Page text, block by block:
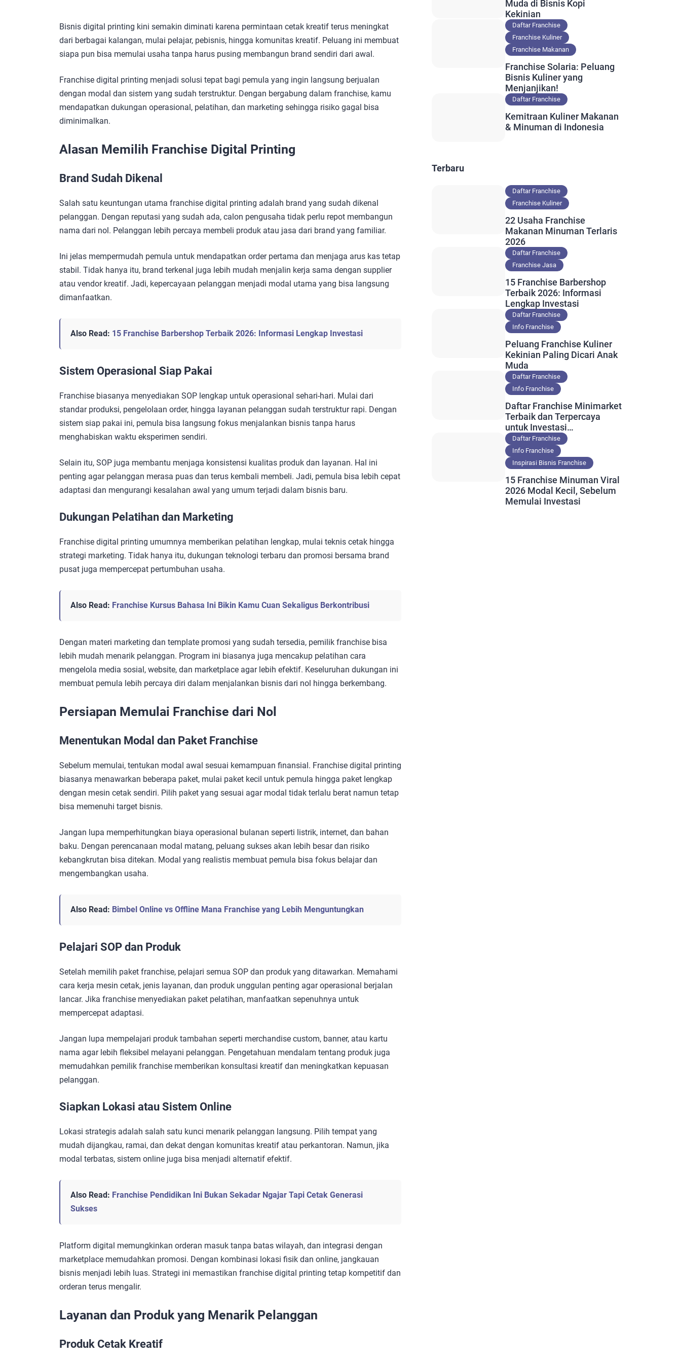
Bisnis digital printing kini semakin diminati karena permintaan cetak kreatif terus meningkat
dari berbagai kalangan, mulai pelajar, pebisnis, hingga komunitas kreatif. Peluang ini membuat
siapa pun bisa memulai usaha tanpa harus pusing membangun brand sendiri dari awal.
Franchise digital printing menjadi solusi tepat bagi pemula yang ingin langsung berjualan
dengan modal dan sistem yang sudah terstruktur. Dengan bergabung dalam franchise, kamu
mendapatkan dukungan operasional, pelatihan, dan marketing sehingga risiko gagal bisa
diminimalkan.
Alasan Memilih Franchise Digital Printing
Brand Sudah Dikenal
Salah satu keuntungan utama franchise digital printing adalah brand yang sudah dikenal
pelanggan. Dengan reputasi yang sudah ada, calon pengusaha tidak perlu repot membangun
nama dari nol. Pelanggan lebih percaya membeli produk atau jasa dari brand yang familiar.
Ini jelas mempermudah pemula untuk mendapatkan order pertama dan menjaga arus kas tetap
stabil. Tidak hanya itu, brand terkenal juga lebih mudah menjalin kerja sama dengan supplier
atau vendor kreatif. Jadi, kepercayaan pelanggan menjadi modal utama yang bisa langsung
dimanfaatkan.
Also Read: 15 Franchise Barbershop Terbaik 2026: Informasi Lengkap Investasi
Sistem Operasional Siap Pakai
Franchise biasanya menyediakan SOP lengkap untuk operasional sehari-hari. Mulai dari
standar produksi, pengelolaan order, hingga layanan pelanggan sudah terstruktur rapi. Dengan
sistem siap pakai ini, pemula bisa langsung fokus menjalankan bisnis tanpa harus
menghabiskan waktu eksperimen sendiri.
Selain itu, SOP juga membantu menjaga konsistensi kualitas produk dan layanan. Hal ini
penting agar pelanggan merasa puas dan terus kembali membeli. Jadi, pemula bisa lebih cepat
adaptasi dan mengurangi kesalahan awal yang umum terjadi dalam bisnis baru.
Dukungan Pelatihan dan Marketing
Franchise digital printing umumnya memberikan pelatihan lengkap, mulai teknis cetak hingga
strategi marketing. Tidak hanya itu, dukungan teknologi terbaru dan promosi bersama brand
pusat juga mempercepat pertumbuhan usaha.
Also Read: Franchise Kursus Bahasa Ini Bikin Kamu Cuan Sekaligus Berkontribusi
Dengan materi marketing dan template promosi yang sudah tersedia, pemilik franchise bisa
lebih mudah menarik pelanggan. Program ini biasanya juga mencakup pelatihan cara
mengelola media sosial, website, dan marketplace agar lebih efektif. Keseluruhan dukungan ini
membuat pemula lebih percaya diri dalam menjalankan bisnis dari nol hingga berkembang.
Persiapan Memulai Franchise dari Nol
Menentukan Modal dan Paket Franchise
Sebelum memulai, tentukan modal awal sesuai kemampuan finansial. Franchise digital printing
biasanya menawarkan beberapa paket, mulai paket kecil untuk pemula hingga paket lengkap
dengan mesin cetak sendiri. Pilih paket yang sesuai agar modal tidak terlalu berat namun tetap
bisa memenuhi target bisnis.
Jangan lupa memperhitungkan biaya operasional bulanan seperti listrik, internet, dan bahan
baku. Dengan perencanaan modal matang, peluang sukses akan lebih besar dan risiko
kebangkrutan bisa ditekan. Modal yang realistis membuat pemula bisa fokus belajar dan
mengembangkan usaha.
Also Read: Bimbel Online vs Offline Mana Franchise yang Lebih Menguntungkan
Pelajari SOP dan Produk
Setelah memilih paket franchise, pelajari semua SOP dan produk yang ditawarkan. Memahami
cara kerja mesin cetak, jenis layanan, dan produk unggulan penting agar operasional berjalan
lancar. Jika franchise menyediakan paket pelatihan, manfaatkan sepenuhnya untuk
mempercepat adaptasi.
Jangan lupa mempelajari produk tambahan seperti merchandise custom, banner, atau kartu
nama agar lebih fleksibel melayani pelanggan. Pengetahuan mendalam tentang produk juga
memudahkan pemilik franchise memberikan konsultasi kreatif dan meningkatkan kepuasan
pelanggan.
Siapkan Lokasi atau Sistem Online
Lokasi strategis adalah salah satu kunci menarik pelanggan langsung. Pilih tempat yang
mudah dijangkau, ramai, dan dekat dengan komunitas kreatif atau perkantoran. Namun, jika
modal terbatas, sistem online juga bisa menjadi alternatif efektif.
Also Read: Franchise Pendidikan Ini Bukan Sekadar Ngajar Tapi Cetak Generasi
Sukses
Platform digital memungkinkan orderan masuk tanpa batas wilayah, dan integrasi dengan
marketplace memudahkan promosi. Dengan kombinasi lokasi fisik dan online, jangkauan
bisnis menjadi lebih luas. Strategi ini memastikan franchise digital printing tetap kompetitif dan
orderan terus mengalir.
Layanan dan Produk yang Menarik Pelanggan
Produk Cetak Kreatif
Muda di Bisnis Kopi
Kekinian
Daftar Franchise
Franchise Kuliner
Franchise Makanan
Franchise Solaria: Peluang
Bisnis Kuliner yang
Menjanjikan!
Daftar Franchise
Kemitraan Kuliner Makanan
& Minuman di Indonesia
Terbaru
Daftar Franchise
Franchise Kuliner
22 Usaha Franchise
Makanan Minuman Terlaris
2026
Daftar Franchise
Franchise Jasa
15 Franchise Barbershop
Terbaik 2026: Informasi
Lengkap Investasi
Daftar Franchise
Info Franchise
Peluang Franchise Kuliner
Kekinian Paling Dicari Anak
Muda
Daftar Franchise
Info Franchise
Daftar Franchise Minimarket
Terbaik dan Terpercaya
untuk Investasi
Menguntungkan
Daftar Franchise
Info Franchise
Inspirasi Bisnis Franchise
15 Franchise Minuman Viral
2026 Modal Kecil, Sebelum
Memulai Investasi